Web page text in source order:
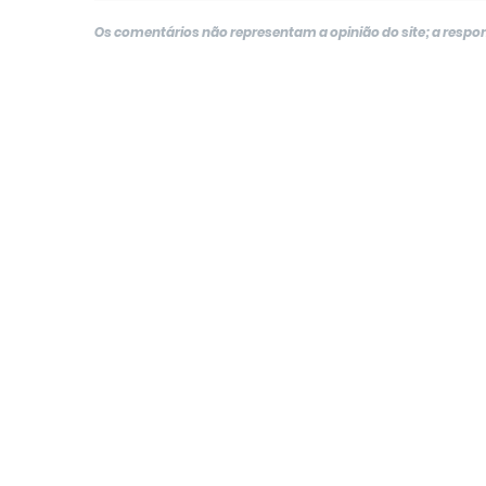
Os comentários não representam a opinião do site; a